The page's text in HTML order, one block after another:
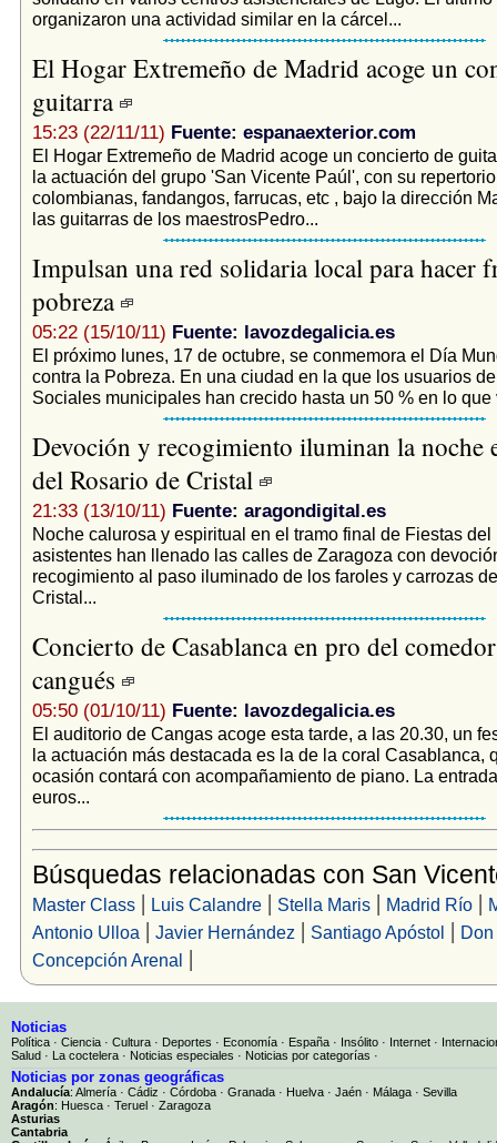
organizaron una actividad similar en la cárcel...
El Hogar Extremeño de Madrid acoge un
guitarra
15:23 (22/11/11) Fuente: espanaexterior.com
El Hogar Extremeño de Madrid acoge un concierto de
la actuación del grupo 'San Vicente Paúl', con su
colombianas, fandangos, farrucas, etc , bajo la dirección
las guitarras de los maestrosPedro...
Impulsan una red solidaria local para hacer
pobreza
05:22 (15/10/11) Fuente: lavozdegalicia.es
El próximo lunes, 17 de octubre, se conmemora el Día
contra la Pobreza. En una ciudad en la que los usuarios
Sociales municipales han crecido hasta un 50 % en lo que
Devoción y recogimiento iluminan la noche
del Rosario de Cristal
21:33 (13/10/11) Fuente: aragondigital.es
Noche calurosa y espiritual en el tramo final de Fiestas del
asistentes han llenado las calles de Zaragoza con
recogimiento al paso iluminado de los faroles y carrozas
Cristal...
Concierto de Casablanca en pro del
cangués
05:50 (01/10/11) Fuente: lavozdegalicia.es
El auditorio de Cangas acoge esta tarde, a las 20.30, un
la actuación más destacada es la de la coral Casablanca,
ocasión contará con acompañamiento de piano. La
euros...
Búsquedas relacionadas con San
Master Class| Luis Calandre| Stella Maris| Madrid Río|
Antonio Ulloa | Javier Hernández | Santiago Apóstol |
Concepción Arenal |
Noticias
Política · Ciencia · Cultura · Deportes · Economía · España · Insólito · Internet ·
Salud · La coctelera · Noticias especiales · Noticias por categorías ·
Noticias por zonas geográficas
Andalucía: Almería · Cádiz · Córdoba · Granada · Huelva · Jaén · Málaga · Sevilla
Aragón: Huesca · Teruel · Zaragoza
Asturias
Cantabria